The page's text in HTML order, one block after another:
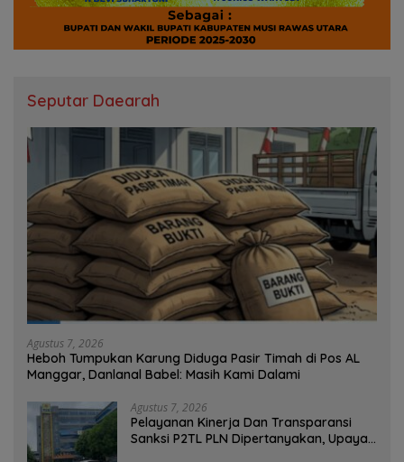
Seputar Daearah
Agustus 7, 2026
Heboh Tumpukan Karung Diduga Pasir Timah di Pos AL
Manggar, Danlanal Babel: Masih Kami Dalami
Agustus 7, 2026
Pelayanan Kinerja Dan Transparansi
Sanksi P2TL PLN Dipertanyakan, Upaya